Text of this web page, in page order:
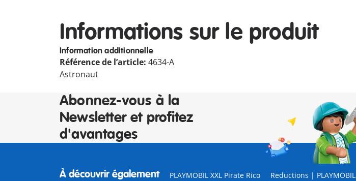
Informations sur le produit
Information additionnelle
Référence de l’article: 4634-A
Astronaut
Abonnez-vous à la
Newsletter et profitez
d'avantages
À découvrir également PLAYMOBIL XXL Pirate Rico Reductions | PLAYMOBIL